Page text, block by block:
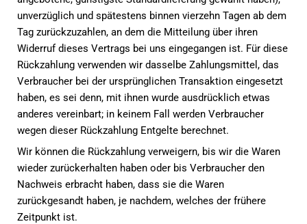
unverzüglich und spätestens binnen vierzehn Tagen ab dem
Tag zurückzuzahlen, an dem die Mitteilung über ihren
Widerruf dieses Vertrags bei uns eingegangen ist. Für diese
Rückzahlung verwenden wir dasselbe Zahlungsmittel, das
Verbraucher bei der ursprünglichen Transaktion eingesetzt
haben, es sei denn, mit ihnen wurde ausdrücklich etwas
anderes vereinbart; in keinem Fall werden Verbraucher
wegen dieser Rückzahlung Entgelte berechnet.
Wir können die Rückzahlung verweigern, bis wir die Waren
wieder zurückerhalten haben oder bis Verbraucher den
Nachweis erbracht haben, dass sie die Waren
zurückgesandt haben, je nachdem, welches der frühere
Zeitpunkt ist.